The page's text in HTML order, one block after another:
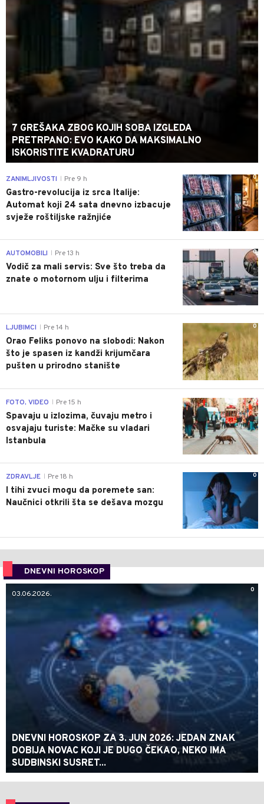
7 GREŠAKA ZBOG KOJIH SOBA IZGLEDA
PRETRPANO: EVO KAKO DA MAKSIMALNO
ISKORISTITE KVADRATURU
0
ZANIMLJIVOSTI Pre 9 h
Gastro-revolucija iz srca Italije:
Automat koji 24 sata dnevno izbacuje
svježe roštiljske ražnjiće
0
AUTOMOBILI Pre 13 h
Vodič za mali servis: Sve što treba da
znate o motornom ulju i filterima
0
LJUBIMCI Pre 14 h
Orao Feliks ponovo na slobodi: Nakon
što je spasen iz kandži krijumčara
pušten u prirodno stanište
0
FOTO, VIDEO Pre 15 h
Spavaju u izlozima, čuvaju metro i
osvajaju turiste: Mačke su vladari
Istanbula
0
ZDRAVLJE Pre 18 h
I tihi zvuci mogu da poremete san:
Naučnici otkrili šta se dešava mozgu
DNEVNI HOROSKOP
0
03.06.2026.
DNEVNI HOROSKOP ZA 3. JUN 2026: JEDAN ZNAK
DOBIJA NOVAC KOJI JE DUGO ČEKAO, NEKO IMA
SUDBINSKI SUSRET...